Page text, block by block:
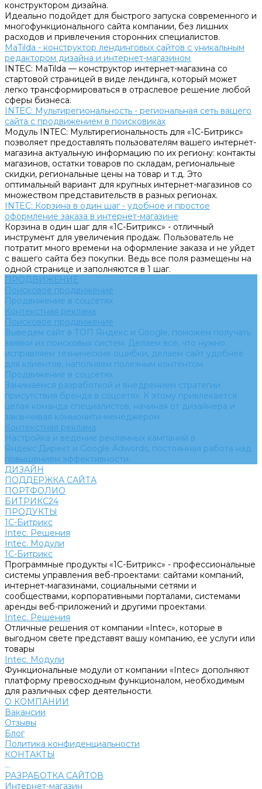
конструктором дизайна.
Идеально подойдет для быстрого запуска современного и
многофункционального сайта компании, без лишних
расходов и привлечения сторонних специалистов.
MaTilda - конструктор лендинговых сайтов с уникальным
редактором дизайна и интернет-магазином
INTEC: MaTilda — конструктор интернет-магазина со
стартовой страницей в виде лендинга, который может
легко трансформироваться в отраслевое решение любой
сферы бизнеса.
INTEC: Мультирегиональность - региональная сеть вашего
сайта с продвижением в поисковиках
Модуль INTEC: Мультирегиональность для «1С-Битрикс»
позволяет предоставлять пользователям вашего интернет-
магазина актуальную информацию по их региону: контакты
магазинов, остатки товаров по складам, региональные
скидки, региональные цены на товар и т.д. Это
оптимальный вариант для крупных интернет-магазинов со
множеством представительств в разных регионах.
INTEC: Корзина в один шаг - удобное и простое
оформление заказа в интернет-магазине
Корзина в один шаг для «1С-Битрикс» - отличный
инструмент для увеличения продаж. Пользователь не
потратит много времени на оформление заказа и не уйдет
с вашего сайта без покупки. Ведь все поля размещены на
одной странице и заполняются в 1 шаг.
ПРОДВИЖЕНИЕ
Поисковое продвижение
Продвижение в соцсетях
Контекстная реклама
Поисковое продвижение
Выведем сайт в ТОП Яндекс и Google, поможем получать
заявки из поисковых систем. Делаем все, что нужно:
исправляем технические ошибки, делаем сайт удобнее
для клиентов, наполняем полезным контентом.
Продвижение в соцсетях
Занимаемся разработкой и внедрением стратегии
присутствия бренда в соцсетях. К этому привлекается
целая команда специалистов, начиная от дизайнера и
заканчивая комьюнити-менеджером.
Контекстная реклама
Настройка и ведение рекламных кампаний в
Яндекс.Директ и Google Adwords, постоянная работа над
повышением эффективности.
ДИЗАЙН
ПОДДЕРЖКА САЙТА
ПОРТФОЛИО
БИТРИКС24
ПРОДУКТЫ
1С-Битрикс
Intec. Решения
Intec. Модули
1С-Битрикс
Программные продукты «1С-Битрикс» - профессиональные
системы управления веб-проектами: сайтами компаний,
интернет-магазинами, социальными сетями и
сообществами, корпоративными порталами, системами
аренды веб-приложений и другими проектами.
Intec. Решения
Отличные решения от компании «Intec», которые в
выгодном свете представят вашу компанию, ее услуги или
товары
Intec. Модули
Функциональные модули от компании «Intec» дополняют
платформу превосходным функционалом, необходимым
для различных сфер деятельности.
О КОМПАНИИ
Вакансии
Отзывы
Блог
Политика конфиденциальности
КОНТАКТЫ
...
РАЗРАБОТКА САЙТОВ
Интернет-магазин